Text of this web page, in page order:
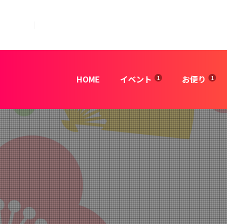
HOME イベント お便り